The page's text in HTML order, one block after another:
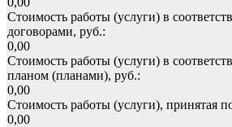
Стоимость работы (услуги) в
договорами, руб.:
0,00
Стоимость работы (услуги) в
планом (планами), руб.:
0,00
Стоимость работы (услуги), принятая
0,00